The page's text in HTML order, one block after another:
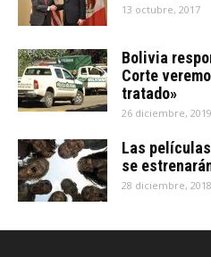
13 octubre, 2017
Bolivia
Corte
tratado»
26 diciembre, 2019
Las
se
28 diciembre, 2018